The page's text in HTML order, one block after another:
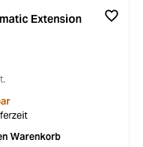
Extension
Warenkorb